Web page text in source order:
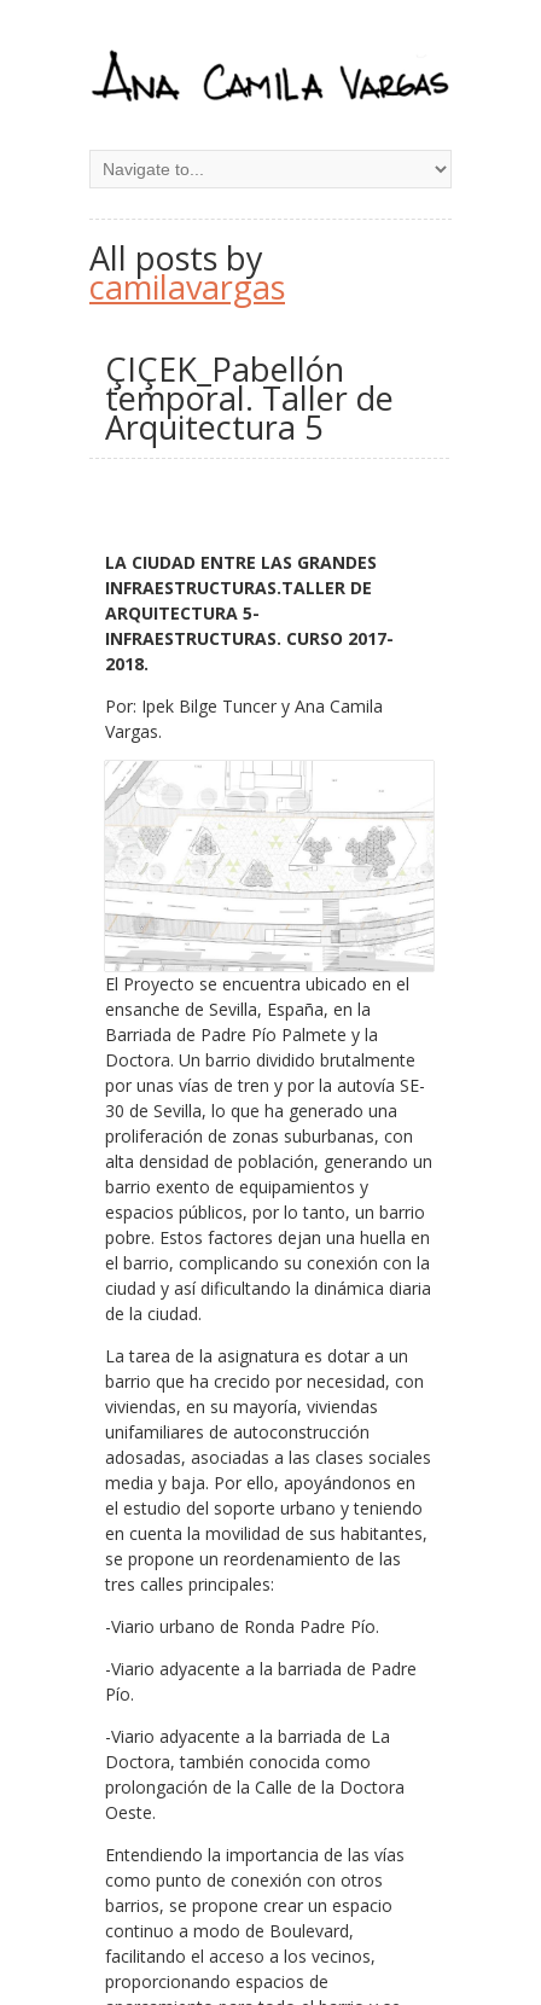
All posts by
camilavargas
ÇIÇEK_Pabellón
temporal. Taller de
Arquitectura 5
LA CIUDAD ENTRE LAS GRANDES
INFRAESTRUCTURAS.TALLER DE
ARQUITECTURA 5-
INFRAESTRUCTURAS. CURSO 2017-
2018.
Por: Ipek Bilge Tuncer y Ana Camila
Vargas.
El Proyecto se encuentra ubicado en el
ensanche de Sevilla, España, en la
Barriada de Padre Pío Palmete y la
Doctora. Un barrio dividido brutalmente
por unas vías de tren y por la autovía SE-
30 de Sevilla, lo que ha generado una
proliferación de zonas suburbanas, con
alta densidad de población, generando un
barrio exento de equipamientos y
espacios públicos, por lo tanto, un barrio
pobre. Estos factores dejan una huella en
el barrio, complicando su conexión con la
ciudad y así dificultando la dinámica diaria
de la ciudad.
La tarea de la asignatura es dotar a un
barrio que ha crecido por necesidad, con
viviendas, en su mayoría, viviendas
unifamiliares de autoconstrucción
adosadas, asociadas a las clases sociales
media y baja. Por ello, apoyándonos en
el estudio del soporte urbano y teniendo
en cuenta la movilidad de sus habitantes,
se propone un reordenamiento de las
tres calles principales:
-Viario urbano de Ronda Padre Pío.
-Viario adyacente a la barriada de Padre
Pío.
-Viario adyacente a la barriada de La
Doctora, también conocida como
prolongación de la Calle de la Doctora
Oeste.
Entendiendo la importancia de las vías
como punto de conexión con otros
barrios, se propone crear un espacio
continuo a modo de Boulevard,
facilitando el acceso a los vecinos,
proporcionando espacios de